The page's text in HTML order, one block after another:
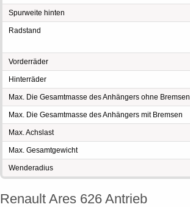
Spurweite hinten
Radstand
Vorderräder
Hinterräder
Max. Die Gesamtmasse des Anhängers ohne Bremsen
Max. Die Gesamtmasse des Anhängers mit Bremsen
Max. Achslast
Max. Gesamtgewicht
Wenderadius
Renault Ares 626 Antrieb